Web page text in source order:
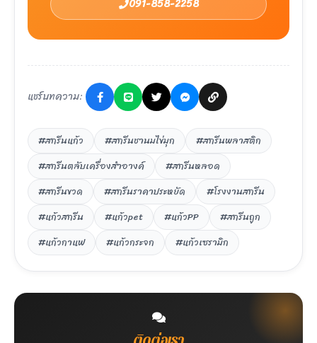
091-858-2258
แชร์บทความ:
#สกรีนแก้ว #สกรีนชานมไข่มุก
#สกรีนพลาสติก
#สกรีนตลับเครื่องสำอางค์
#สกรีนหลอด
#สกรีนขวด
#สกรีนราคาประหยัด
#โรงงานสกรีน
#แก้วสกรีน
#แก้วpet #แก้วPP
#สกรีนถูก
#แก้วกาแฟ
#แก้วกระจก #แก้วเซรามิก